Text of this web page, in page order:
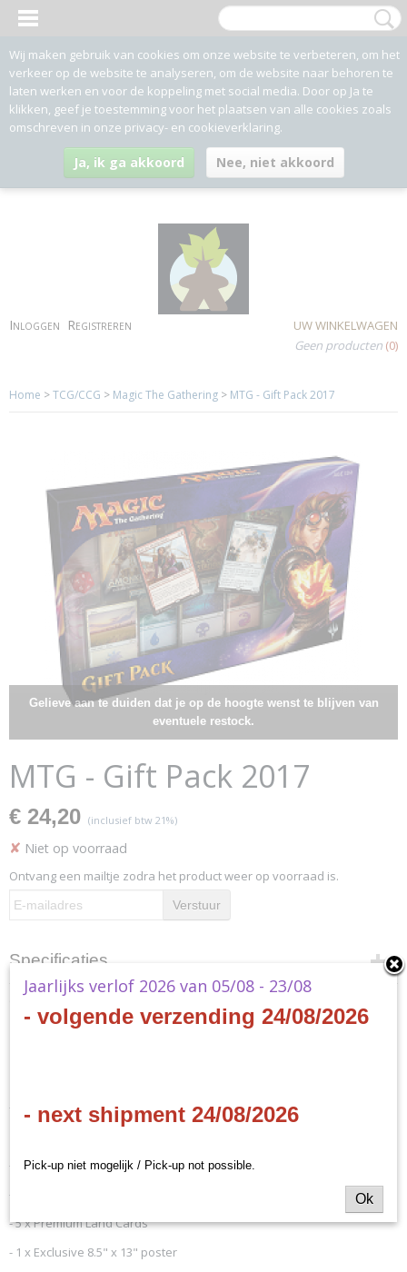
Inloggen Registreren
UW WINKELWAGEN
Geen producten (0)
Home >TCG/CCG > Magic The Gathering > MTG - Gift Pack 2017
Gelieve aan te duiden dat je op de hoogte wenst te blijven van
eventuele restock.
MTG - Gift Pack 2017
€ 24,20 (inclusief btw 21%)
✘ Niet op voorraad
Ontvang een mailtje zodra het product weer op voorraad is.
Verstuur
Specificaties
Productcode
MTG-GP-EN
Omschrijving
- EN
- 3 x 15-card booster pack (Amonkhet, Hour of Devastation, Ixalan)
- 2 x Premium Creature Cards
- 5 x Premium Land Cards
- 1 x Exclusive 8.5" x 13" poster
Wij maken gebruik van cookies om onze website te verbeteren, om het
verkeer op de website te analyseren, om de website naar behoren te
laten werken en voor de koppeling met social media. Door op Ja te
klikken, geef je toestemming voor het plaatsen van alle cookies zoals
omschreven in onze privacy- en cookieverklaring.
Ja, ik ga akkoord Nee, niet akkoord
Jaarlijks verlof 2026 van 05/08 - 23/08
- volgende verzending 24/08/2026
- next shipment 24/08/2026
Pick-up niet mogelijk / Pick-up not possible.
Ok